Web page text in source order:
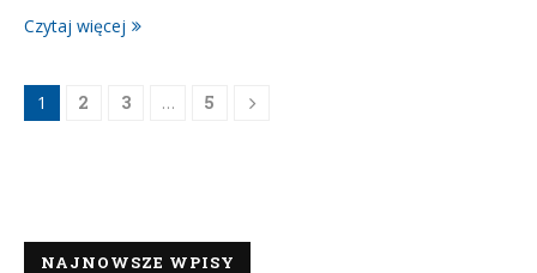
Czytaj więcej
1 2 3 … 5
NAJNOWSZE WPISY